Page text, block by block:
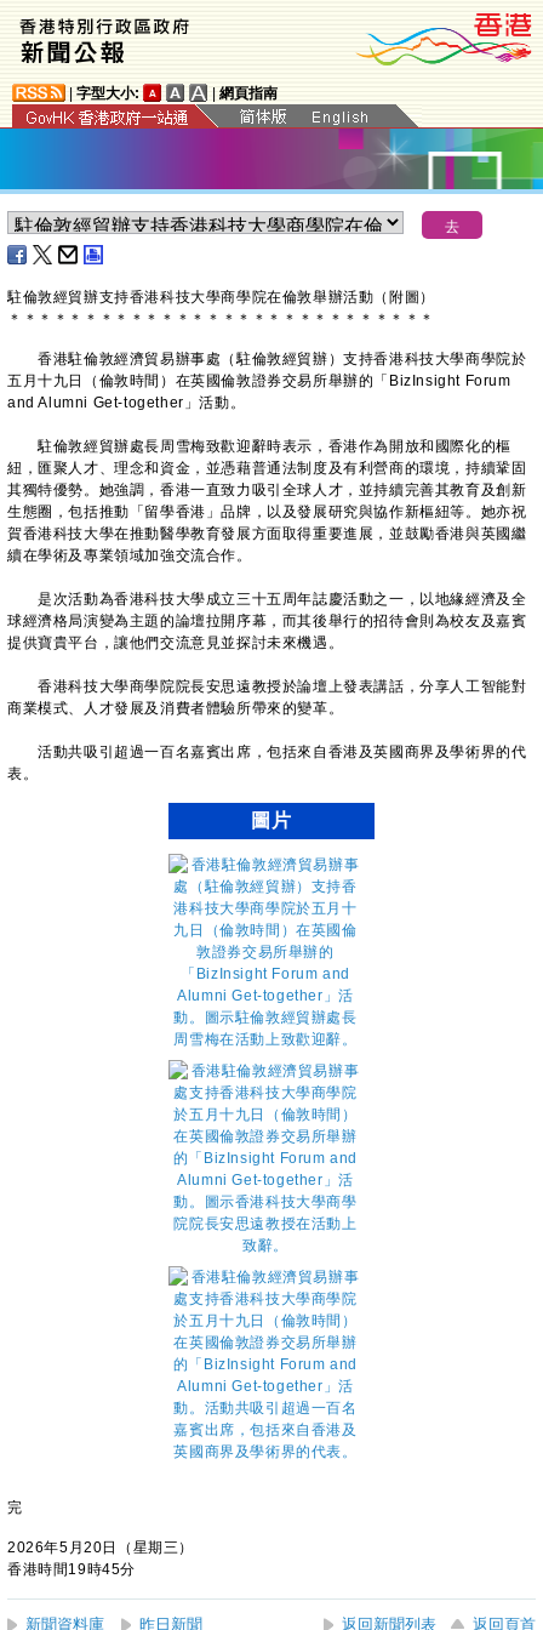
字型大小: 網頁指南
駐倫敦經貿辦支持香港科技大學商學院在倫敦舉辦活動（附圖）
＊ ＊ ＊ ＊ ＊ ＊ ＊ ＊ ＊ ＊ ＊ ＊ ＊ ＊ ＊ ＊ ＊ ＊ ＊ ＊ ＊ ＊ ＊ ＊ ＊ ＊ ＊ ＊
香港駐倫敦經濟貿易辦事處（駐倫敦經貿辦）支持香港科技大學商學院於
五月十九日（倫敦時間）在英國倫敦證券交易所舉辦的「BizInsight Forum
and Alumni Get-together」活動。
駐倫敦經貿辦處長周雪梅致歡迎辭時表示，香港作為開放和國際化的樞
紐，匯聚人才、理念和資金，並憑藉普通法制度及有利營商的環境，持續鞏固
其獨特優勢。她強調，香港一直致力吸引全球人才，並持續完善其教育及創新
生態圈，包括推動「留學香港」品牌，以及發展研究與協作新樞紐等。她亦祝
賀香港科技大學在推動醫學教育發展方面取得重要進展，並鼓勵香港與英國繼
續在學術及專業領域加強交流合作。
是次活動為香港科技大學成立三十五周年誌慶活動之一，以地緣經濟及全
球經濟格局演變為主題的論壇拉開序幕，而其後舉行的招待會則為校友及嘉賓
提供寶貴平台，讓他們交流意見並探討未來機遇。
香港科技大學商學院院長安思遠教授於論壇上發表講話，分享人工智能對
商業模式、人才發展及消費者體驗所帶來的變革。
活動共吸引超過一百名嘉賓出席，包括來自香港及英國商界及學術界的代
表。
圖片
完
2026年5月20日（星期三）
香港時間19時45分
新聞資料庫 昨日新聞 返回新聞列表 返回頁首